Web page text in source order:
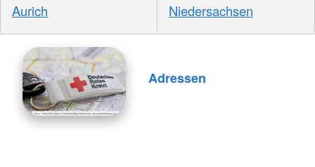
Aurich Niedersachsen
Adressen